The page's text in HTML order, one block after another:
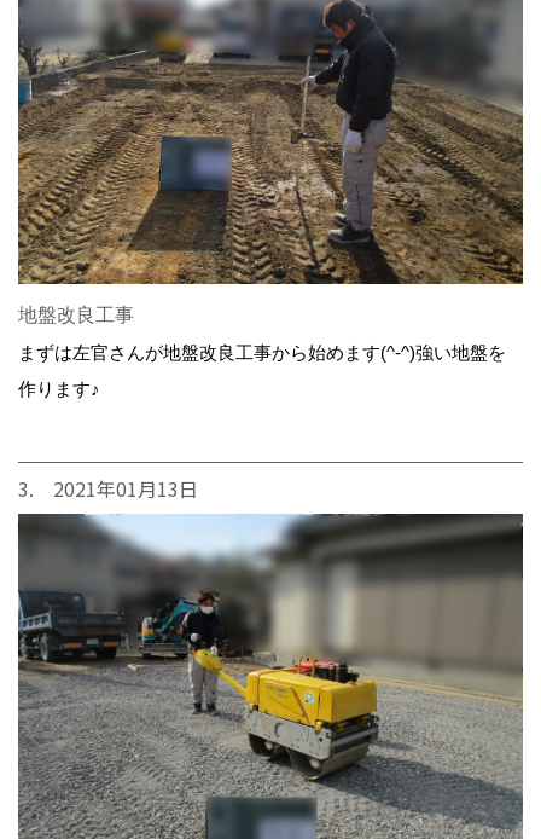
地盤改良工事
まずは左官さんが地盤改良工事から始めます(^-^)強い地盤を
作ります♪
3. 2021年01月13日